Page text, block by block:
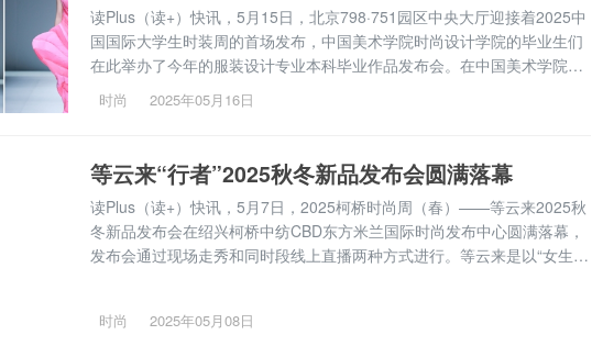
读Plus（读+）快讯，5月15日，北京798·751园区中央大厅迎接着2025中
国国际大学生时装周的首场发布，中国美术学院时尚设计学院的毕业生们
在此举办了今年的服装设计专业本科毕业作品发布会。在中国美术学院陈
鹏、王书莹、吴玠、胡男老师的指导下，共计 52名同学的83套服装作品
参加了本次发布。北京798·751园区汇聚...
时尚 2025年05月16日
等云来“行者”2025秋冬新品发布会圆满落幕
读Plus（读+）快讯，5月7日，2025柯桥时尚周（春）——等云来2025秋
冬新品发布会在绍兴柯桥中纺CBD东方米兰国际时尚发布中心圆满落幕，
发布会通过现场走秀和同时段线上直播两种方式进行。等云来是以“女生的
时尚 2025年05月08日